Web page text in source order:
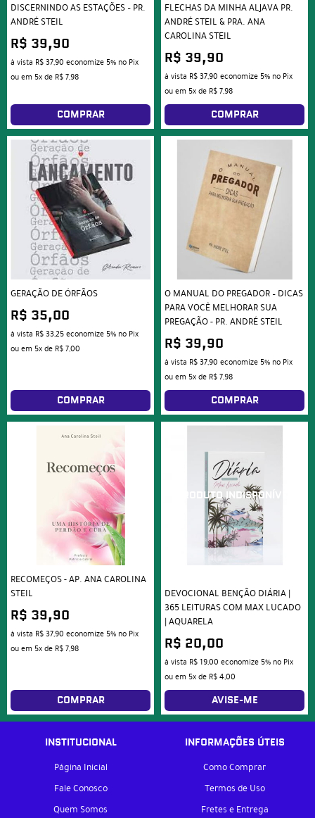
DISCERNINDO AS ESTAÇÕES – PR.
ANDRÉ STEIL
R$ 39,90
à vista R$ 37,90 economize 5% no Pix
ou em 5xde R$ 7,98
COMPRAR
FLECHAS DA MINHA ALJAVA PR.
ANDRÉ STEIL & PRA. ANA
CAROLINA STEIL
R$ 39,90
à vista R$ 37,90 economize 5% no Pix
ou em 5xde R$ 7,98
COMPRAR
GERAÇÃO DE ÓRFÃOS
R$ 35,00
à vista R$ 33,25economize 5% no Pix
ou em 5xde R$ 7,00
COMPRAR
O MANUAL DO PREGADOR – DICAS
PARA VOCÊ MELHORAR SUA
PREGAÇÃO - PR. ANDRÉ STEIL
R$ 39,90
à vista R$ 37,90 economize 5% no Pix
ou em 5xde R$ 7,98
COMPRAR
RECOMEÇOS - AP. ANA CAROLINA
STEIL
R$ 39,90
à vista R$ 37,90 economize 5% no Pix
ou em 5xde R$ 7,98
COMPRAR
DEVOCIONAL BENÇÃO DIÁRIA |
365 LEITURAS COM MAX LUCADO
| AQUARELA
R$ 20,00
à vista R$ 19,00 economize 5% no Pix
ou em 5xde R$ 4,00
AVISE-ME
INSTITUCIONAL
Página Inicial
Fale Conosco
Quem Somos
INFORMAÇÕES ÚTEIS
Como Comprar
Termos de Uso
Fretes e Entrega